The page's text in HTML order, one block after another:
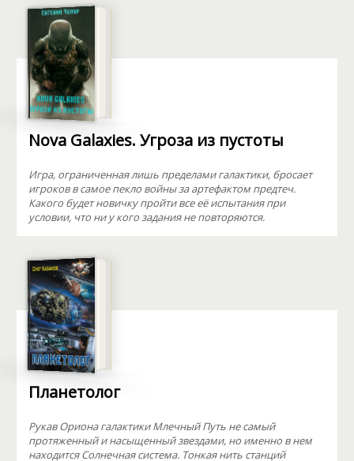
Nova Galaxies. Угроза из пустоты
Игра, ограниченная лишь пределами галактики, бросает
игроков в самое пекло войны за артефактом предтеч.
Какого будет новичку пройти все её испытания при
условии, что ни у кого задания не повторяются.
Планетолог
Рукав Ориона галактики Млечный Путь не самый
протяженный и насыщенный звездами, но именно в нем
находится Солнечная система. Тонкая нить станций